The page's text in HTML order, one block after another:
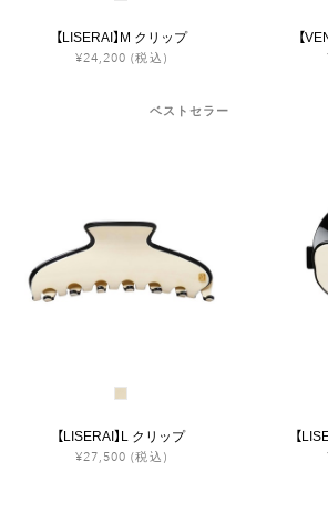
【LISERAI】M クリップ
¥24,200 (税込)
【
ベストセラー
【LISERAI】L クリップ
¥27,500 (税込)
【